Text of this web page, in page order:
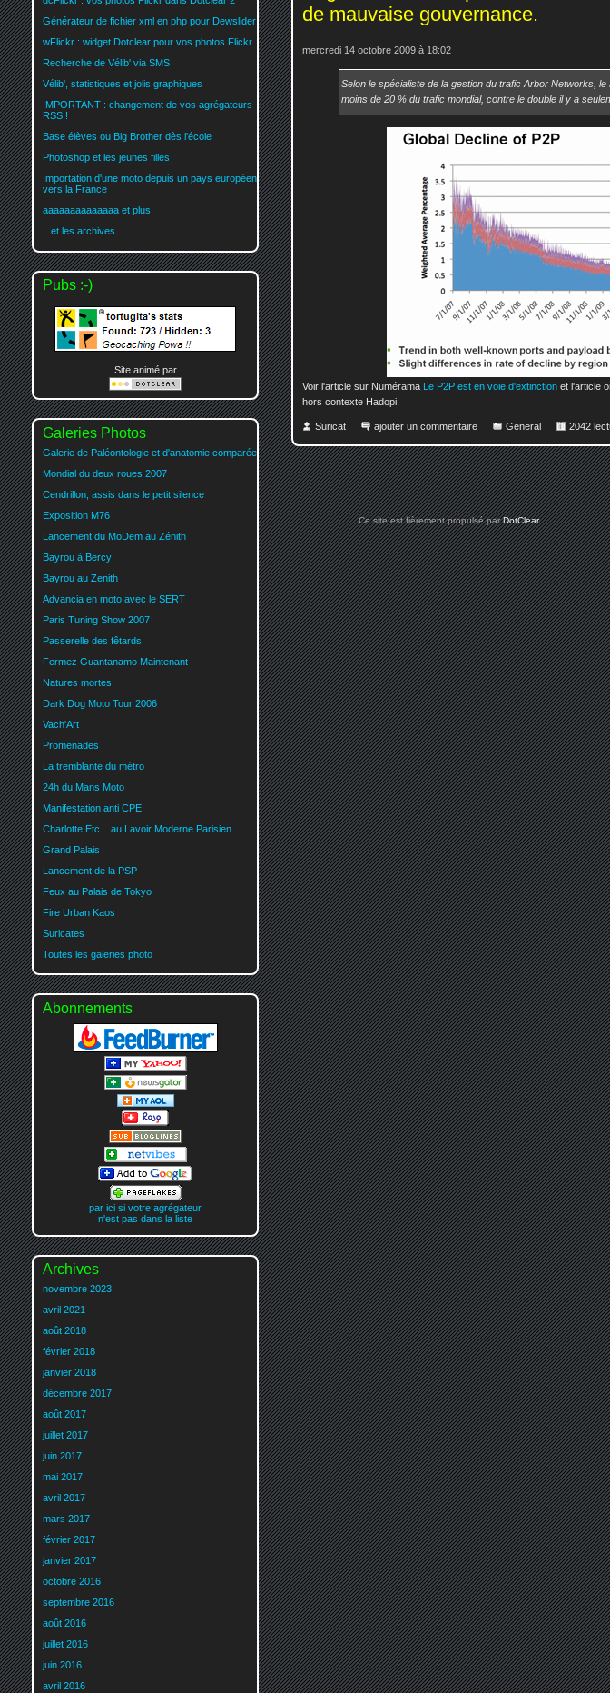
de mauvaise gouvernance.
mercredi 14 octobre 2009 à 18:02
Selon le spécialiste de la gestion du trafic Arbor Networks,
moins de 20 % du trafic mondial, contre le double il y a
Voir l'article sur Numérama Le P2P est en voie d'extinction et l'article
hors contexte Hadopi.
Suricat ajouter un commentaire General 2042
Générateur de fichier xml en php pour Dewslider
wFlickr : widget Dotclear pour vos photos Flickr
Recherche de Vélib' via SMS
Vélib', statistiques et jolis graphiques
IMPORTANT : changement de vos agrégateurs
RSS !
Base élèves ou Big Brother dès l'école
Photoshop et les jeunes filles
Importation d'une moto depuis un pays européen
vers la France
aaaaaaaaaaaaaa et plus
...et les archives...
Pubs :-)
Site animé par
Galeries Photos
Galerie de Paléontologie et d'anatomie comparée
Mondial du deux roues 2007
Cendrillon, assis dans le petit silence
Exposition M76
Lancement du MoDem au Zénith
Bayrou à Bercy
Bayrou au Zenith
Advancia en moto avec le SERT
Paris Tuning Show 2007
Passerelle des fêtards
Fermez Guantanamo Maintenant !
Natures mortes
Dark Dog Moto Tour 2006
Vach'Art
Promenades
La tremblante du métro
24h du Mans Moto
Manifestation anti CPE
Charlotte Etc... au Lavoir Moderne Parisien
Grand Palais
Lancement de la PSP
Feux au Palais de Tokyo
Fire Urban Kaos
Suricates
Toutes les galeries photo
Abonnements
par ici si votre agrégateur
n'est pas dans la liste
Archives
novembre 2023
avril 2021
août 2018
février 2018
janvier 2018
décembre 2017
août 2017
juillet 2017
juin 2017
mai 2017
avril 2017
mars 2017
février 2017
janvier 2017
octobre 2016
septembre 2016
août 2016
juillet 2016
juin 2016
avril 2016
Ce site est fièrement propulsé parDotClear.